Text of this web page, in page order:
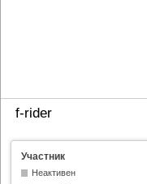
f-rider
Участник
Неактивен